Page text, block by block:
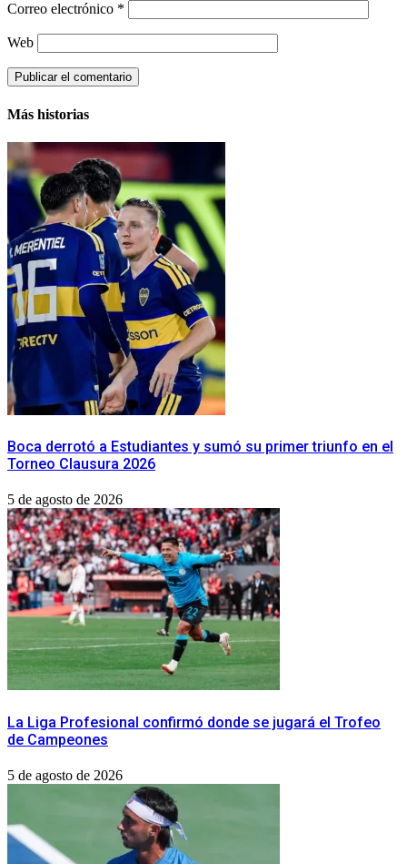
Correo electrónico *
Web
Más historias
Boca derrotó a Estudiantes y sumó su primer triunfo en el
Torneo Clausura 2026
5 de agosto de 2026
La Liga Profesional confirmó donde se jugará el Trofeo
de Campeones
5 de agosto de 2026